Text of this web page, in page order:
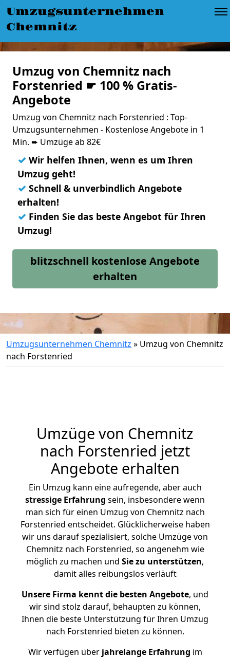
Umzugsunternehmen
Chemnitz
Umzug von Chemnitz nach
Forstenried ☛ 100 % Gratis-
Angebote
Umzug von Chemnitz nach Forstenried : Top-
Umzugsunternehmen - Kostenlose Angebote in 1
Min. ➨ Umzüge ab 82€
✓ Wir helfen Ihnen, wenn es um Ihren
Umzug geht!
✓ Schnell & unverbindlich Angebote
erhalten!
✓ Finden Sie das beste Angebot für Ihren
Umzug!
blitzschnell kostenlose Angebote
erhalten
Umzugsunternehmen Chemnitz » Umzug von Chemnitz
nach Forstenried
Umzüge von Chemnitz
nach Forstenried jetzt
Angebote erhalten
Ein Umzug kann eine aufregende, aber auch
stressige Erfahrung sein, insbesondere wenn
man sich für einen Umzug von Chemnitz nach
Forstenried entscheidet. Glücklicherweise haben
wir uns darauf spezialisiert, solche Umzüge von
Chemnitz nach Forstenried, so angenehm wie
möglich zu machen und Sie zu unterstützen,
damit alles reibungslos verläuft
Unsere Firma kennt die besten Angebote, und
wir sind stolz darauf, behaupten zu können,
Ihnen die beste Unterstützung für Ihren Umzug
nach Forstenried bieten zu können.
Wir verfügen überjahrelange Erfahrung im